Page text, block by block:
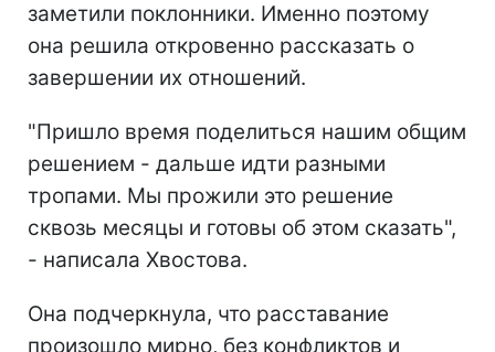
заметили поклонники. Именно поэтому
она решила откровенно рассказать о
завершении их отношений.
"Пришло время поделиться нашим общим
решением - дальше идти разными
тропами. Мы прожили это решение
сквозь месяцы и готовы об этом сказать",
- написала Хвостова.
Она подчеркнула, что расставание
произошло мирно, без конфликтов и